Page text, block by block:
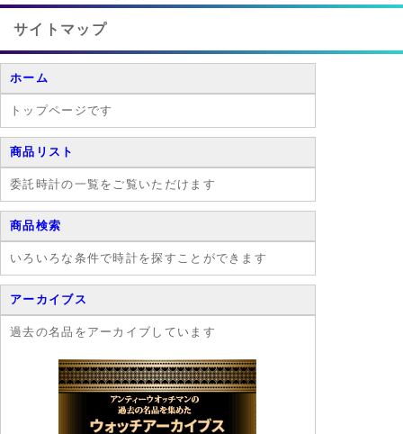
サイトマップ
ホーム
トップページです
商品リスト
委託時計の一覧をご覧いただけます
商品検索
いろいろな条件で時計を探すことができます
アーカイブス
過去の名品をアーカイブしています